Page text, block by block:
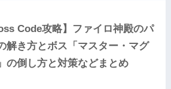
Code攻略】ファイロ神殿のパ
解き方とボス「マスター・マグ
の倒し方と対策などまとめ